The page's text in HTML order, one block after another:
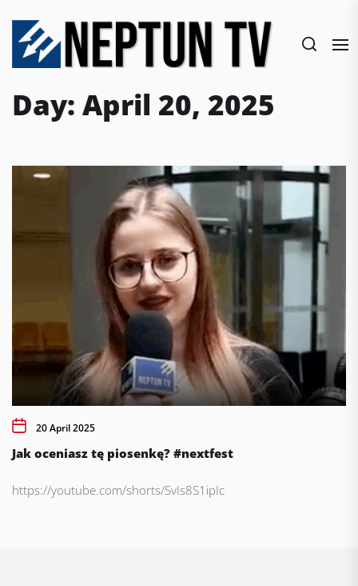
content
Day: April 20, 2025
20 April 2025
Jak oceniasz tę piosenkę? #nextfest
https://youtube.com/shorts/SvIs8S1ipIc